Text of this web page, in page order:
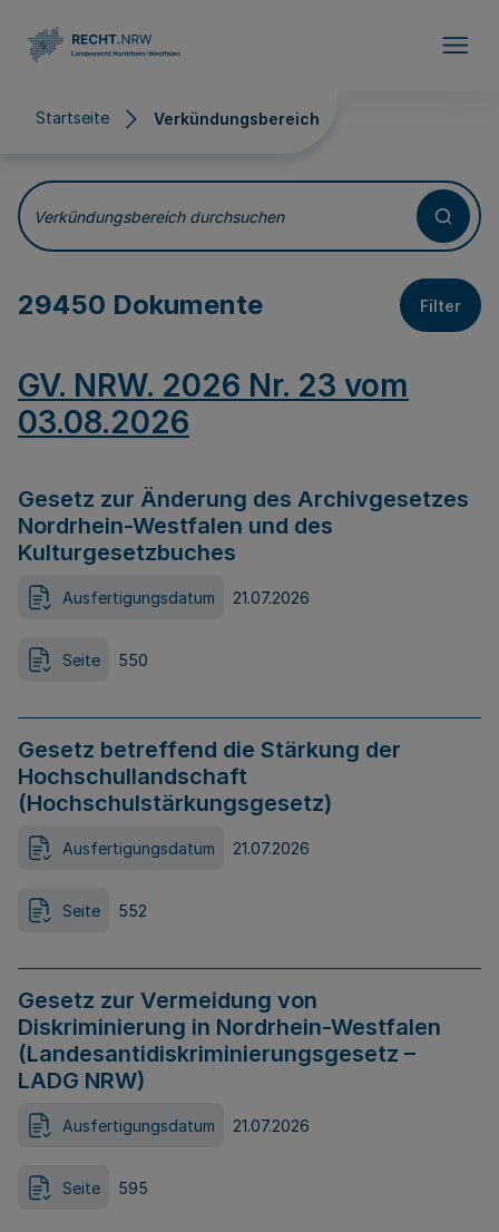
Startseite Verkündungsbereich
Verkündungsbereich
Verkündungsbereich durchsuchen
29450 Dokumente Filter
GV. NRW. 2026 Nr. 23 vom
03.08.2026
Gesetz zur Änderung des Archivgesetzes
Nordrhein-Westfalen und des
Kulturgesetzbuches
Ausfertigungsdatum 21.07.2026
Seite 550
Gesetz betreffend die Stärkung der
Hochschullandschaft
(Hochschulstärkungsgesetz)
Ausfertigungsdatum 21.07.2026
Seite 552
Gesetz zur Vermeidung von
Diskriminierung in Nordrhein-Westfalen
(Landesantidiskriminierungsgesetz –
LADG NRW)
Ausfertigungsdatum 21.07.2026
Seite 595